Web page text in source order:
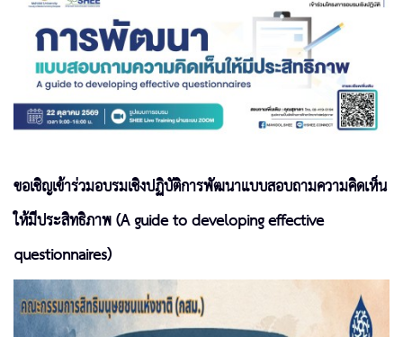
ขอเชิญเข้าร่วมอบรมเชิงปฏิบัติการพัฒนาแบบสอบถามความคิดเห็น
ให้มีประสิทธิภาพ (A guide to developing effective
questionnaires)